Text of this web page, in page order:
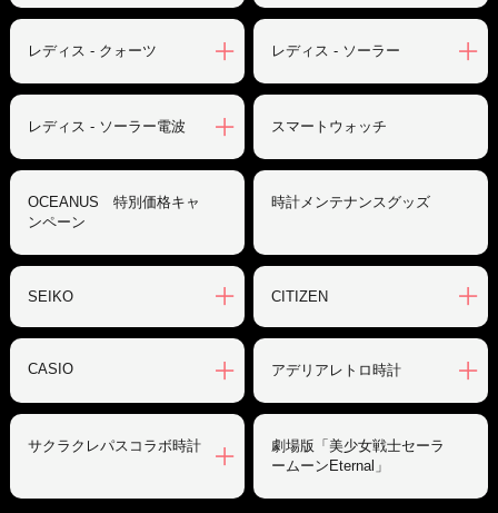
レディス - クォーツ レディス - ソーラー
レディス - ソーラー電波 スマートウォッチ
OCEANUS 特別価格キャ
ンペーン
時計メンテナンスグッズ
SEIKO CITIZEN
CASIO アデリアレトロ時計
サクラクレパスコラボ時計
劇場版「美少女戦士セーラ
ームーンEternal」